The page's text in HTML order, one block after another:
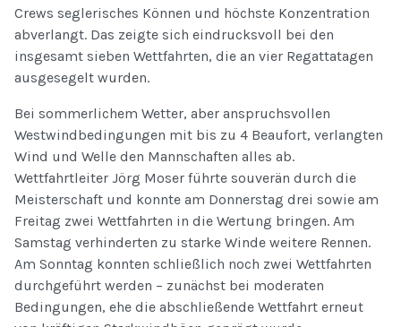
Crews seglerisches Können und höchste Konzentration
abverlangt. Das zeigte sich eindrucksvoll bei den
insgesamt sieben Wettfahrten, die an vier Regattatagen
ausgesegelt wurden.
Bei sommerlichem Wetter, aber anspruchsvollen
Westwindbedingungen mit bis zu 4 Beaufort, verlangten
Wind und Welle den Mannschaften alles ab.
Wettfahrtleiter Jörg Moser führte souverän durch die
Meisterschaft und konnte am Donnerstag drei sowie am
Freitag zwei Wettfahrten in die Wertung bringen. Am
Samstag verhinderten zu starke Winde weitere Rennen.
Am Sonntag konnten schließlich noch zwei Wettfahrten
durchgeführt werden – zunächst bei moderaten
Bedingungen, ehe die abschließende Wettfahrt erneut